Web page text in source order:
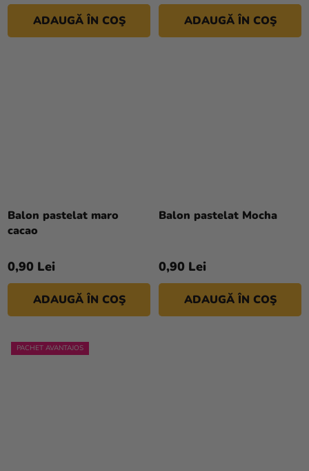
ADAUGĂ ÎN COŞ
din
5
stele.
ADAUGĂ ÎN COŞ
Balon pastelat maro
cacao
0,90 Lei
ADAUGĂ ÎN COŞ
Balon pastelat Mocha
0,90 Lei
ADAUGĂ ÎN COŞ
PACHET AVANTAJOS